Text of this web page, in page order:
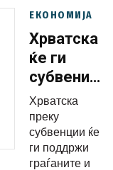
ЕКОНОМИЈА
Хрватска
ќе ги
купувачите
на
возила
Хрватска
преку
субвенции ќе
ги поддржи
граѓаните и